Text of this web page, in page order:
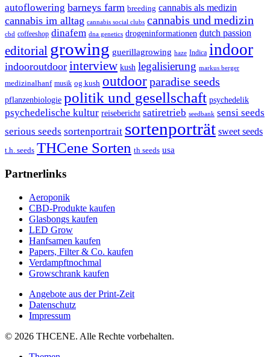
autoflowering barneys farm breeding cannabis als medizin
cannabis im alltag cannabis social clubs cannabis und medizin
cbd coffeeshop dinafem dna genetics drogeninformationen dutch passion
editorial growing guerillagrowing haze Indica indoor
indooroutdoor interview kush legalisierung markus berger
medizinalhanf musik og kush outdoorparadise seeds
pflanzenbiologie politik und gesellschaft psychedelik
psychedelische kultur reisebericht satiretrieb seedbank sensi seeds
serious seeds sortenportrait sortenporträt sweet seeds
t.h. seeds THCene Sorten th seeds usa
Partnerlinks
Aeroponik
CBD-Produkte kaufen
Glasbongs kaufen
LED Grow
Hanfsamen kaufen
Papers, Filter & Co. kaufen
Verdampftnochmal
Growschrank kaufen
Angebote aus der Print-Zeit
Datenschutz
Impressum
© 2026 THCENE. Alle Rechte vorbehalten.